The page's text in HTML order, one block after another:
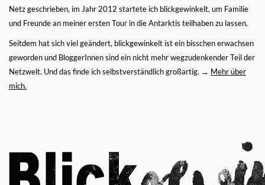
Netz geschrieben, im Jahr 2012 startete ich blickgewinkelt, um Familie
und Freunde an meiner ersten Tour in die Antarktis teilhaben zu lassen.
Seitdem hat sich viel geändert, blickgewinkelt ist ein bisschen erwachsen
geworden und BloggerInnen sind ein nicht mehr wegzudenkender Teil der
Netzwelt. Und das finde ich selbstverständlich großartig. → Mehr über
mich.